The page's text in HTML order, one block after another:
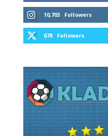
10,703 Followers
678 Followers